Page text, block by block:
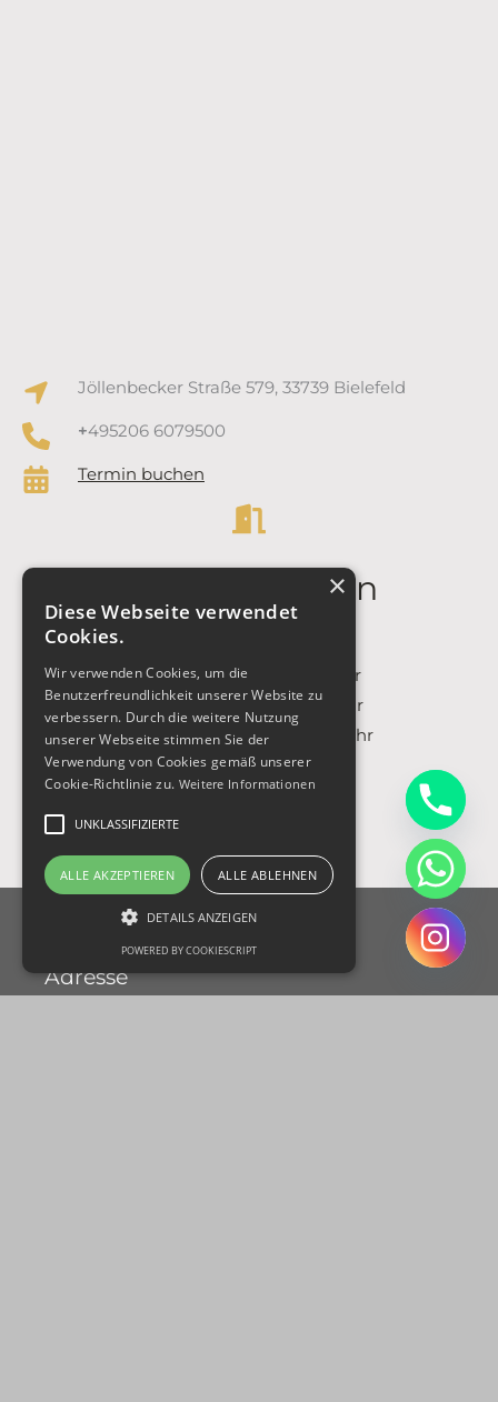
Jöllenbecker Straße 579, 33739 Bielefeld
+495206 6079500
Termin buchen
Öffnungszeiten
Dienstag: 09:00 – 18:00 Uhr
Mittwoch: 09:00 – 18:00 Uhr
Donnerstag: 09:00 – 18:00 Uhr
Freitag: 09:00 – 18:00 Uhr
Samstag: Geschlossen
Adresse
×
Diese Webseite verwendet
Cookies.
Wir verwenden Cookies, um die
Benutzerfreundlichkeit unserer Website zu
verbessern. Durch die weitere Nutzung
unserer Webseite stimmen Sie der
Verwendung von Cookies gemäß unserer
Cookie-Richtlinie zu. Weitere Informationen
UNKLASSIFIZIERTE
ALLE AKZEPTIEREN ALLE ABLEHNEN
DETAILS ANZEIGEN
POWERED BY COOKIESCRIPT